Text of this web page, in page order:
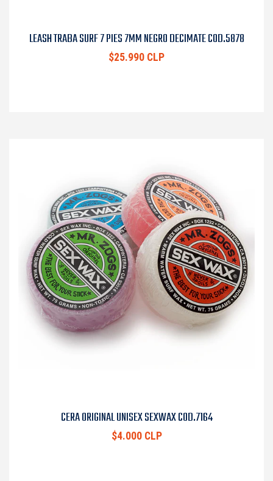
LEASH TRABA SURF 7 PIES 7MM NEGRO DECIMATE COD.5878
$25.990 CLP
CERA ORIGINAL UNISEX SEXWAX COD.7164
$4.000 CLP